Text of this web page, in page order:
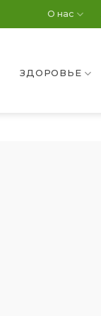
О нас
ЗДОРОВЬЕ